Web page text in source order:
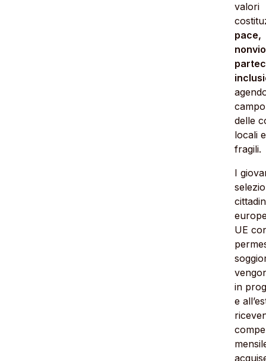
valori
pace,
delle
locali
fragili.
I
UE
in
e